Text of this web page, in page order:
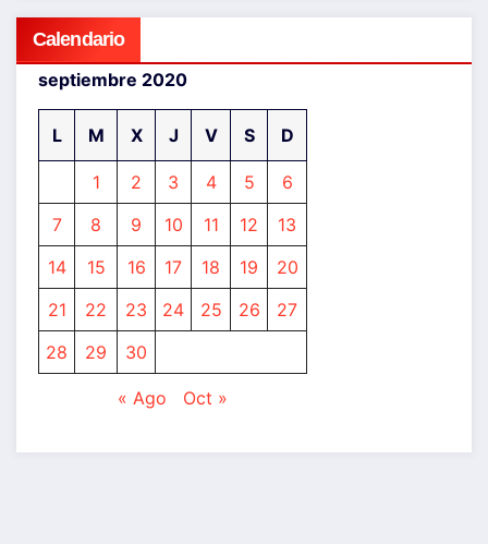
Calendario
septiembre 2020
L M X J V S D
1 2 3 4 5
6
7
8 9 10 11 12
13
14
15 16 17 18 19
20
21
22 23 24 25 26
27
28
29 30
« Ago Oct »